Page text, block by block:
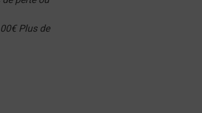
Plus de